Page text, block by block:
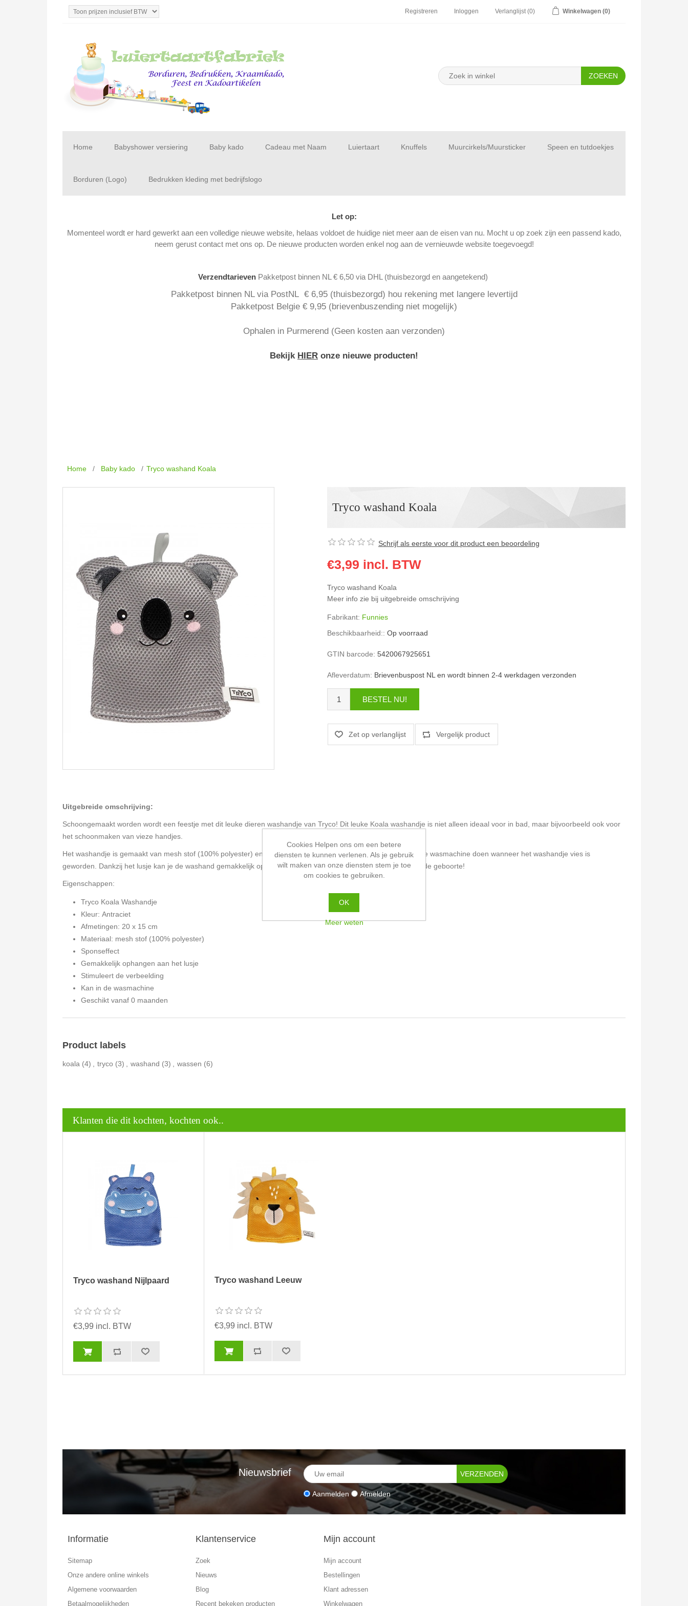
Registreren Inloggen Verlanglijst (0) Winkelwagen (0)
Home Babyshower versiering Baby kado Cadeau met Naam Luiertaart Knuffels Muurcirkels/Muursticker Speen en tutdoekjes
Borduren (Logo) Bedrukken kleding met bedrijfslogo
Let op:
Momenteel wordt er hard gewerkt aan een volledige nieuwe website, helaas voldoet de huidige niet meer aan de eisen van nu. Mocht u op zoek zijn een passend kado,
neem gerust contact met ons op. De nieuwe producten worden enkel nog aan de vernieuwde website toegevoegd!
Verzendtarieven Pakketpost binnen NL € 6,50 via DHL (thuisbezorgd en aangetekend)
Pakketpost binnen NL via PostNL € 6,95 (thuisbezorgd) hou rekening met langere levertijd
Pakketpost Belgie € 9,95 (brievenbuszending niet mogelijk)
Ophalen in Purmerend (Geen kosten aan verzonden)
Bekijk HIER onze nieuwe producten!
Home / Baby kado / Tryco washand Koala
Tryco washand Koala
Schrijf als eerste voor dit product een beoordeling
€3,99 incl. BTW
Tryco washand Koala
Meer info zie bij uitgebreide omschrijving
Fabrikant: Funnies
Beschikbaarheid:: Op voorraad
GTIN barcode: 5420067925651
Afleverdatum: Brievenbuspost NL en wordt binnen 2-4 werkdagen verzonden
Uitgebreide omschrijving:
Schoongemaakt worden wordt een feestje met dit leuke dieren washandje van Tryco! Dit leuke Koala washandje is niet alleen ideaal voor in bad, maar bijvoorbeeld ook voor
het schoonmaken van vieze handjes.
Het washandje is gemaakt van mesh stof (100% polyester) en droogt snel. Daarnaast kun je het washandje in de wasmachine doen wanneer het washandje vies is
geworden. Dankzij het lusje kan je de washand gemakkelijk ophangen. Hij is geschikt voor baby's/kindjes vanaf de geboorte!
Eigenschappen:
Tryco Koala Washandje
Kleur: Antraciet
Afmetingen: 20 x 15 cm
Materiaal: mesh stof (100% polyester)
Sponseffect
Gemakkelijk ophangen aan het lusje
Stimuleert de verbeelding
Kan in de wasmachine
Geschikt vanaf 0 maanden
Product labels
koala (4) tryco (3) washand (3) wassen (6)
Klanten die dit kochten, kochten ook..
Tryco washand Nijlpaard
€3,99 incl. BTW
Tryco washand Leeuw
€3,99 incl. BTW
Nieuwsbrief
Aanmelden Afmelden
Informatie
Sitemap
Onze andere online winkels
Algemene voorwaarden
Betaalmogelijkheden
Klantenservice
Zoek
Nieuws
Blog
Recent bekeken producten
Mijn account
Mijn account
Bestellingen
Klant adressen
Winkelwagen
Cookies Helpen ons om een betere
diensten te kunnen verlenen. Als je gebruik
wilt maken van onze diensten stem je toe
om cookies te gebruiken.
OK
Meer weten